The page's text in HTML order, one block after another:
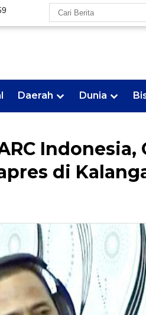
Daerah Dunia
Indonesia,
di